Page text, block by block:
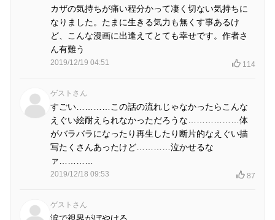
カザの気持ちが痛い程分かって凄く切ない気持ちに
なりました。たまに生きる気力も無くす事あるけ
ど、こんな漫画に出逢えてとても幸せです。作者さ
ん有難う
2019/12/19 04:51 114
ゲストさん
すごい…………この話の流れじゃなかったらこんな
えぐい絵耐えられなかっただろうな………………体
がバラバラになったり再生したり断片的なえぐい描
写たくさんあったけど…………泣かせるな
ァ…………
2019/12/18 09:53 87
ゲストさん
涙で視界がぼやける